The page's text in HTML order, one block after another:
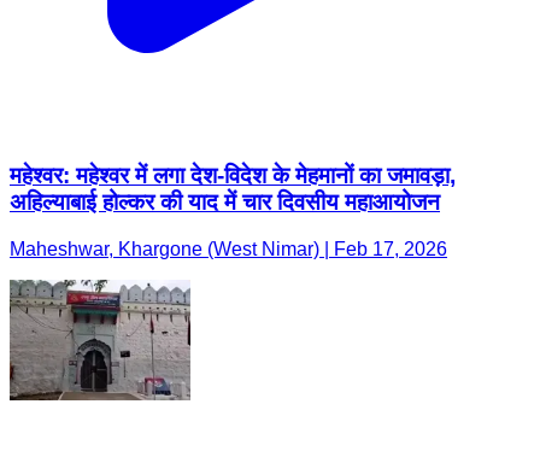
महेश्वर: महेश्वर में लगा देश-विदेश के मेहमानों का जमावड़ा,
अहिल्याबाई होल्कर की याद में चार दिवसीय महाआयोजन
Maheshwar, Khargone (West Nimar) | Feb 17, 2026